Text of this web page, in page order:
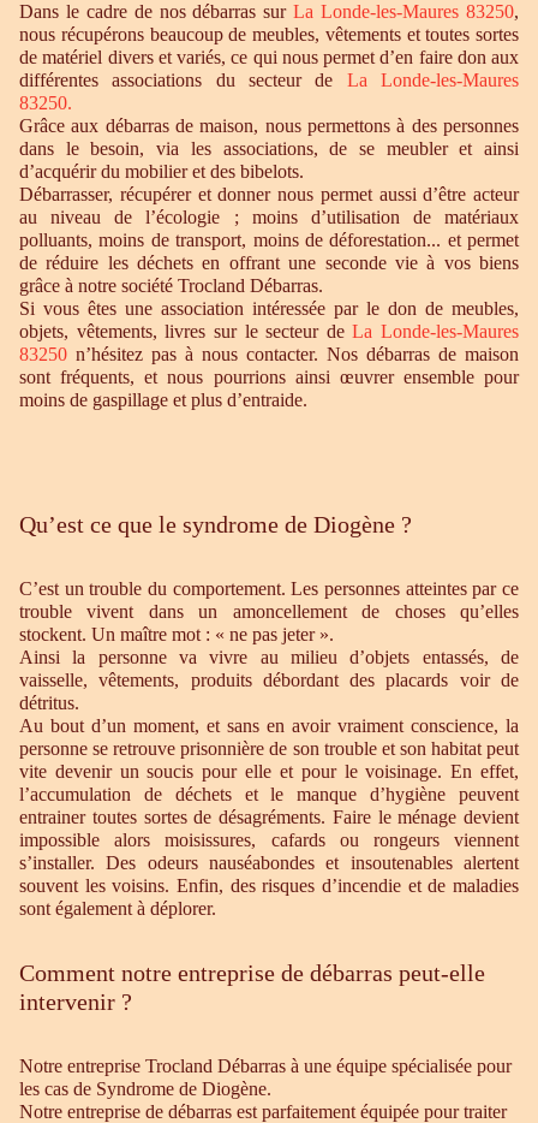
Dans le cadre de nos débarras surLa Londe-les-Maures 83250,
nous récupérons beaucoup de meubles, vêtements et toutes sortes
de matériel divers et variés, ce qui nous permet d’en faire don aux
différentes associations du secteur de La Londe-les-Maures
83250.
Grâce aux débarras de maison, nous permettons à des personnes
dans le besoin, via les associations, de se meubler et ainsi
d’acquérir du mobilier et des bibelots.
Débarrasser, récupérer et donner nous permet aussi d’être acteur
au niveau de l’écologie ; moins d’utilisation de matériaux
polluants, moins de transport, moins de déforestation... et permet
de réduire les déchets en offrant une seconde vie à vos biens
grâce à notre société Trocland Débarras.
Si vous êtes une association intéressée par le don de meubles,
objets, vêtements, livres sur le secteur deLa Londe-les-Maures
83250 n’hésitez pas à nous contacter. Nos débarras de maison
sont fréquents, et nous pourrions ainsi œuvrer ensemble pour
moins de gaspillage et plus d’entraide.
Qu’est ce que le syndrome de Diogène ?
C’est un trouble du comportement. Les personnes atteintes par ce
trouble vivent dans un amoncellement de choses qu’elles
stockent. Un maître mot : « ne pas jeter ».
Ainsi la personne va vivre au milieu d’objets entassés, de
vaisselle, vêtements, produits débordant des placards voir de
détritus.
Au bout d’un moment, et sans en avoir vraiment conscience, la
personne se retrouve prisonnière de son trouble et son habitat peut
vite devenir un soucis pour elle et pour le voisinage. En effet,
l’accumulation de déchets et le manque d’hygiène peuvent
entrainer toutes sortes de désagréments. Faire le ménage devient
impossible alors moisissures, cafards ou rongeurs viennent
s’installer. Des odeurs nauséabondes et insoutenables alertent
souvent les voisins. Enfin, des risques d’incendie et de maladies
sont également à déplorer.
Comment notre entreprise de débarras peut-elle
intervenir ?
Notre entreprise Trocland Débarras à une équipe spécialisée pour
les cas de Syndrome de Diogène.
Notre entreprise de débarras est parfaitement équipée pour traiter